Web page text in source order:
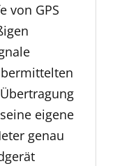
von GPS
eigene
genau